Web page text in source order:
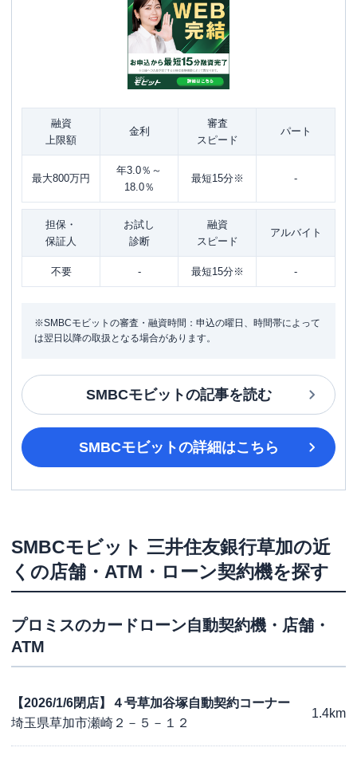
融資
上限額
金利
審査
スピード
パート
最大800万円
年3.0％～
18.0％
最短15分※ -
担保・
保証人
お試し
診断
融資
スピード
アルバイト
不要 - 最短15分※ -
※SMBCモビットの審査・融資時間：申込の曜日、時間帯によって
は翌日以降の取扱となる場合があります。
SMBCモビットの記事を読む
SMBCモビットの詳細はこちら
SMBCモビット 三井住友銀行草加の近
くの店舗・ATM・ローン契約機を探す
プロミスのカードローン自動契約機・店舗・
ATM
【2026/1/6閉店】４号草加谷塚自動契約コーナー
埼玉県草加市瀬崎２－５－１２
1.4km